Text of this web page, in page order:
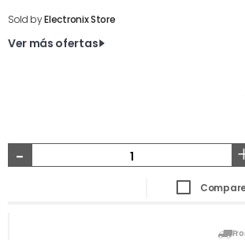
Sold byElectronix Store
Ver más ofertas
-